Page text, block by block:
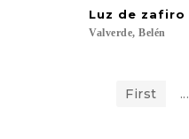
Luz de zafiro
Valverde, Belén
First ...